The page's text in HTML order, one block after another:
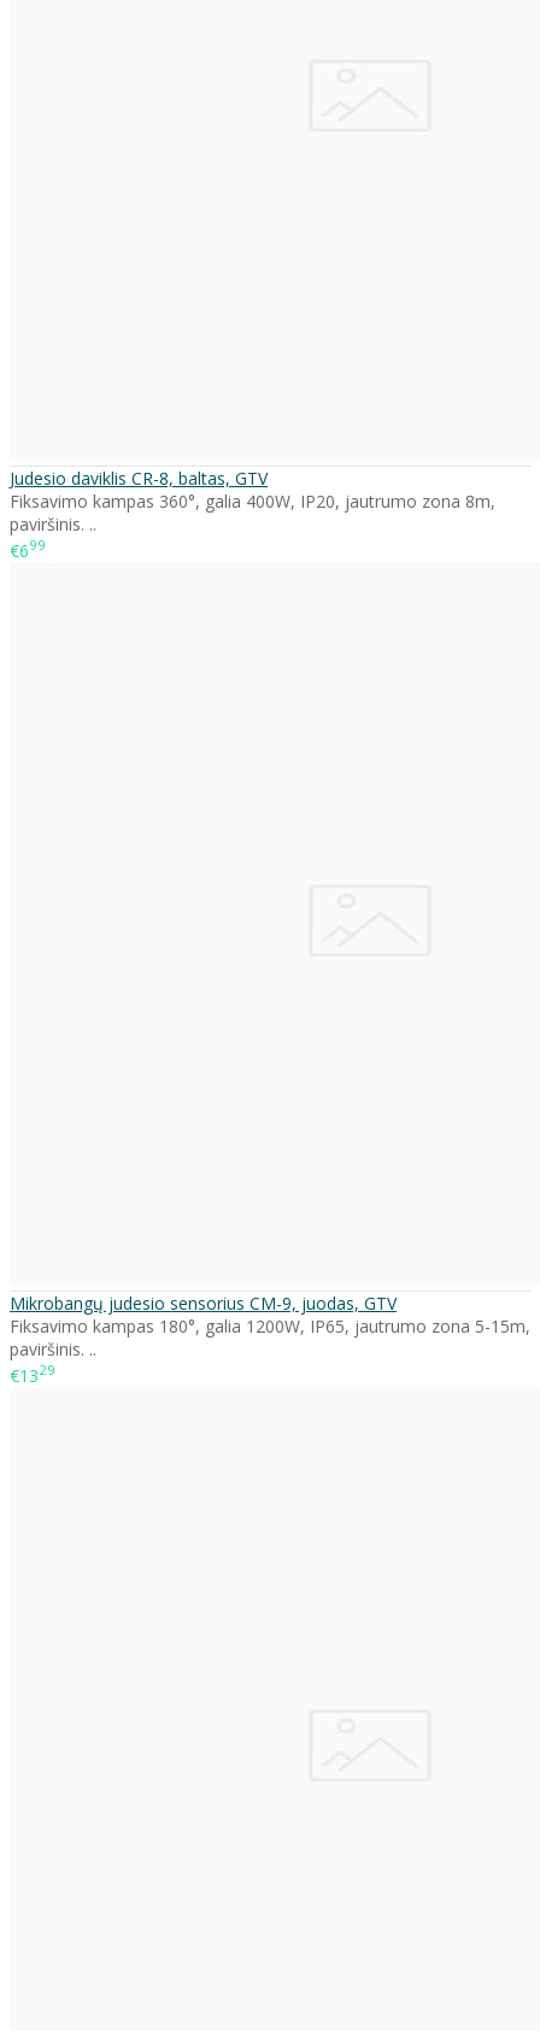
Judesio daviklis CR-8, baltas, GTV
Fiksavimo kampas 360°, galia 400W, IP20, jautrumo zona 8m,
paviršinis. ..
€699
Mikrobangų judesio sensorius CM-9, juodas, GTV
Fiksavimo kampas 180°, galia 1200W, IP65, jautrumo zona 5-15m,
paviršinis. ..
€1329